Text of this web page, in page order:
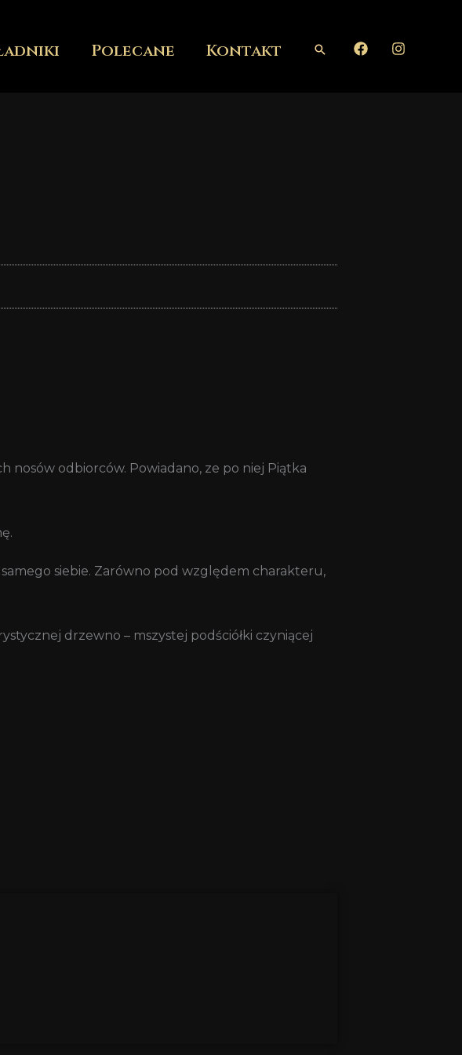
Polecane Kontakt Szukaj
nosów odbiorców. Powiadano, ze po niej Piątka
siebie. Zarówno pod względem charakteru,
drzewno – mszystej podściółki czyniącej